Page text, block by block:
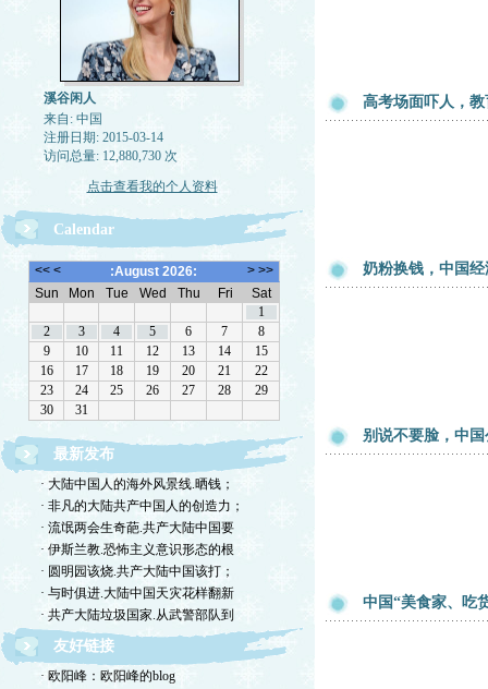
溪谷闲人
来自: 中国
注册日期: 2015-03-14
访问总量: 12,880,730 次
点击查看我的个人资料
Calendar
最新发布
· 大陆中国人的海外风景线.晒钱；
· 非凡的大陆共产中国人的创造力；
· 流氓两会生奇葩.共产大陆中国要
· 伊斯兰教.恐怖主义意识形态的根
· 圆明园该烧.共产大陆中国该打；
· 与时俱进.大陆中国天灾花样翻新
· 共产大陆垃圾国家.从武警部队到
友好链接
· 欧阳峰：欧阳峰的blog
高考场面吓人，
奶粉换钱，中国
别说不要脸，中
中国“美食家、吃